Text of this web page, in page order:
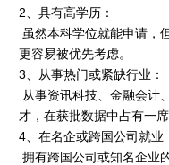
2、具有高学历：
虽然本科学位就能申请，
更容易被优先考虑。
3、从事热门或紧缺行业：
从事资讯科技、金融会计
才，在获批数据中占有一席
4、在名企或跨国公司就业
拥有跨国公司或知名企业